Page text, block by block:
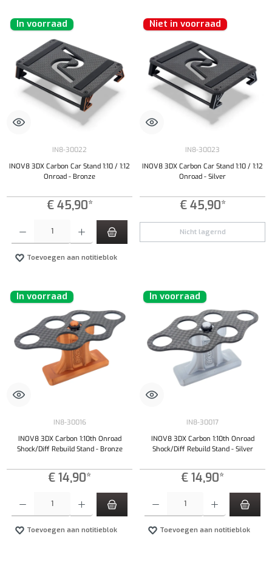
In voorraad
IN8-30022
INOV8 3DX Carbon Car Stand 1:10 / 1:12
Onroad - Bronze
€ 45,90*
Producthoeveelheid: Voer de gewenste hoeveelheid in of gebruik de knoppen om de
Toevoegen aan notitieblok
Niet in voorraad
IN8-30023
INOV8 3DX Carbon Car Stand 1:10 / 1:12
Onroad - Silver
€ 45,90*
Nicht lagernd
In voorraad
IN8-30016
INOV8 3DX Carbon 1:10th Onroad
Shock/Diff Rebuild Stand - Bronze
€ 14,90*
Toevoegen aan notitieblok
In voorraad
IN8-30017
INOV8 3DX Carbon 1:10th Onroad
Shock/Diff Rebuild Stand - Silver
€ 14,90*
Toevoegen aan notitieblok